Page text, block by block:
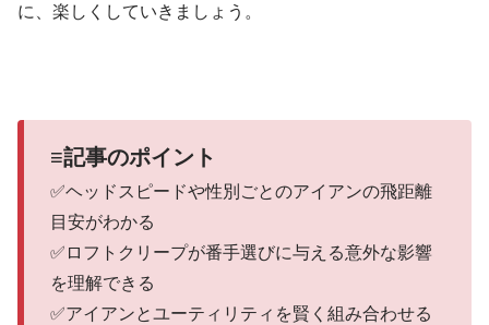
に、楽しくしていきましょう。
≡記事のポイント
✅ヘッドスピードや性別ごとのアイアンの飛距離
目安がわかる
✅ロフトクリープが番手選びに与える意外な影響
を理解できる
✅アイアンとユーティリティを賢く組み合わせる